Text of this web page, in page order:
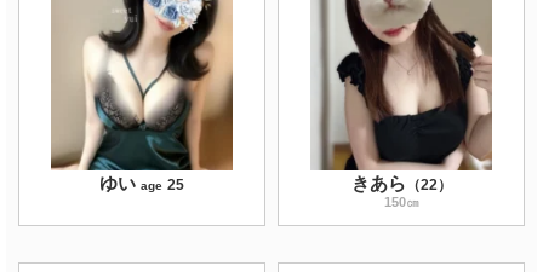
ゆい age 25 きあら （22）
150㎝